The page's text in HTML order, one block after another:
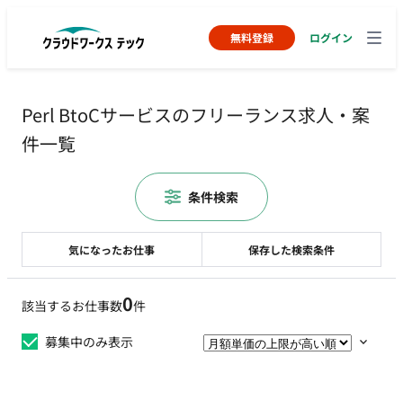
無料登録 ログイン
Perl BtoCサービスのフリーランス求人・案
件一覧
該当するお仕事数0件
募集中のみ表示
気になったお仕事 保存した検索条件
条件検索